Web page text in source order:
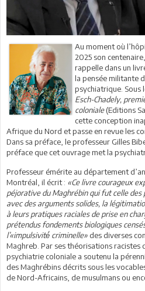
Au moment où
2025 son
rappelle dans un
la pensée militante
psychiatrique. Sous
Esch-Chadely,
coloniale(Editions
cette conception
Afrique du Nord et passe en revue les
Dans sa préface, le professeur Gilles
préface que cet ouvrage met la
Professeur émérite au département
Montréal, il écrit : «Ce livre courageux
péjorative du Maghrébin qui fut celle des
avec des arguments solides, la
à leurs pratiques raciales de prise en
prétendus fondements biologiques
l’«impulsivité́ criminelle» des diverses
Maghreb. Par ses théorisations racistes
psychiatrie coloniale a soutenu la
des Maghrébins décrits sous les
de Nord-Africains, de musulmans ou